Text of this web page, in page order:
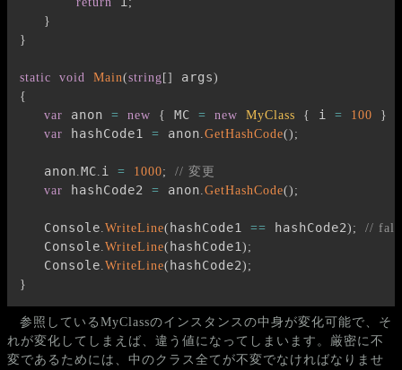
}
}
static void Main(string [] args)
{
var anon = new { MC = new MyClass { i = 100 }
var hashCode1 = anon GetHashCode() ;
   anon
MC i = 1000;
// 変更
var hashCode2 = anon GetHashCode() ;
   Console
WriteLine( hashCode1 == hashCode2) ; //
   Console
WriteLine( hashCode1 ) ;
   Console
WriteLine( hashCode2) ;
}
参照しているMyClassのインスタンスの中身が変化可能で、そ
れが変化してしまえば、違う値になってしまいます。厳密に不
変であるためには、中のクラス全てが不変でなければなりませ